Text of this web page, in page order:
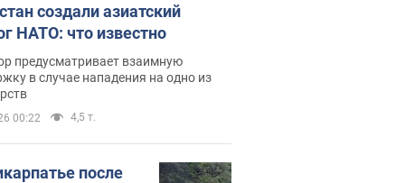
создали азиатский
НАТО: что известно
предусматривает взаимную
в случае нападения на одно из
00:22 4,5 т.
после